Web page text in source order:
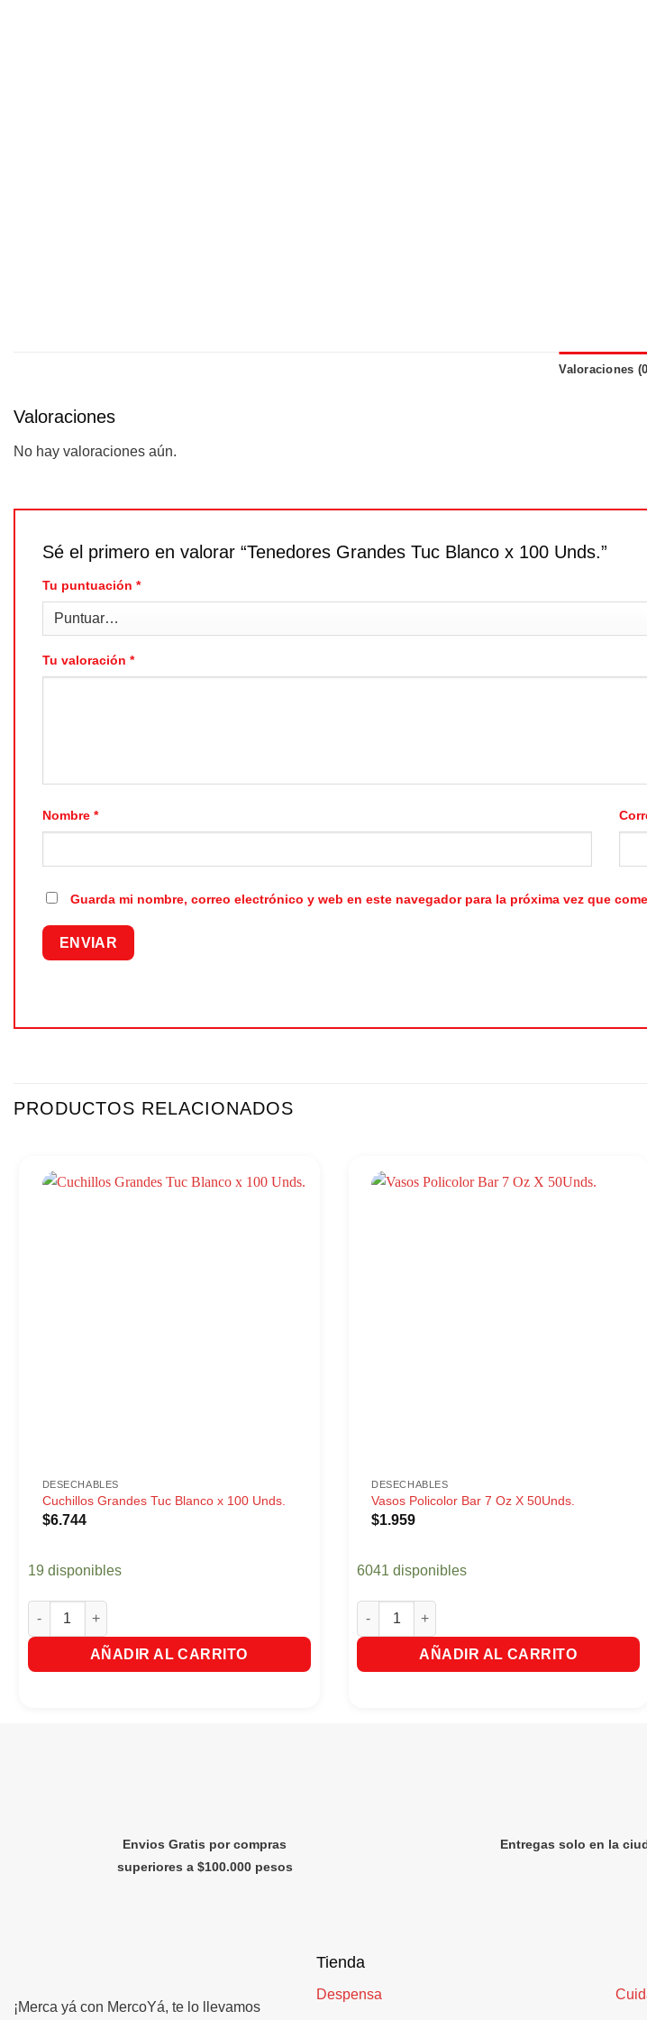
Valoraciones
Valoraciones
No hay valoraciones aún.
Sé el primero en valorar “Tenedores Grandes Tuc Blanco x 100 Unds.”
Tu puntuación *
Tu valoración *
Nombre *
Guarda mi nombre, correo electrónico y web en este navegador para la próxima vez que
PRODUCTOS RELACIONADOS
DESECHABLES
Cuchillos Grandes Tuc Blanco x 100 Unds.
$6.744
19 disponibles
Cuchillos Grandes Tuc Blanco x 100 Unds. cantidad
AÑADIR AL CARRITO
DESECHABLES
Vasos Policolor Bar 7 Oz X 50Unds.
$1.959
6041 disponibles
Vasos Policolor Bar 7 Oz X 50Unds. cantidad
AÑADIR AL CARRITO
Envios Gratis por compras
superiores a $100.000 pesos
Entregas solo en la
¡Merca yá con MercoYá, te lo llevamos
Tienda
Despensa